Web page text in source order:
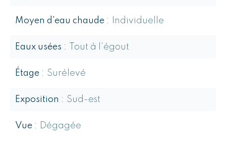
Moyen d'eau chaude Individuelle
Eaux usées Tout à l'égout
Étage Surélevé
Exposition Sud-est
Vue Dégagée